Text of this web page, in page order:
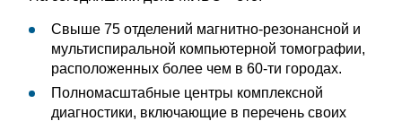
Свыше 75 отделений магнитно-резонансной и
мультиспиральной компьютерной томографии,
расположенных более чем в 60-ти городах.
Полномасштабные центры комплексной
диагностики, включающие в перечень своих